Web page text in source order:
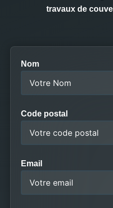
travaux de
Nom
Code postal
Email